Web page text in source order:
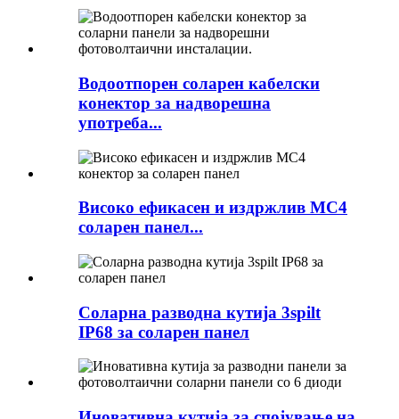
Водоотпорен соларен кабелски
конектор за надворешна
употреба...
Високо ефикасен и издржлив MC4
соларен панел...
Соларна разводна кутија 3spilt
IP68 за соларен панел